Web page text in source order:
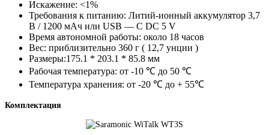
Искажение: <1%
Требования к питанию: Литий-ионный аккумулятор 3,7
В / 1200 мАч или USB — C DC 5 V
Время автономной работы: около 18 часов
Вес: приблизительно 360 г ( 12,7 унции )
Размеры:175.1 * 203.1 * 85.8 мм
Рабочая температура: от -10 ℃ до 50 ℃
Температура хранения: от -20 ℃ до + 55℃
Комплектация